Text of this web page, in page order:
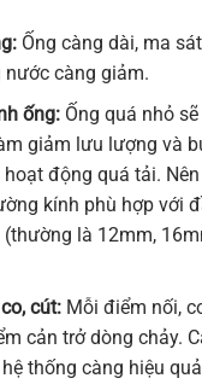
Ống càng dài, ma
càng giảm.
ống:Ống quá nhỏ
giảm lưu lượng và
động quá tải.
kính phù hợp với
là 12mm,
cút:Mỗi điểm nối,
cản trở dòng chảy.
thống càng hiệu